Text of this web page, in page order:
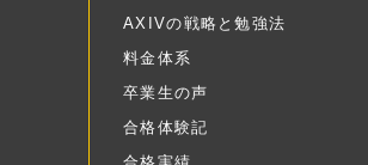
AXIVの戦略と勉強法
料金体系
卒業生の声
合格体験記